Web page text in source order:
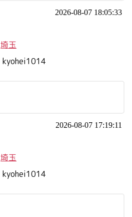
2026-08-07 18:05:33
埼玉
kyohei1014
2026-08-07 17:19:11
埼玉
kyohei1014